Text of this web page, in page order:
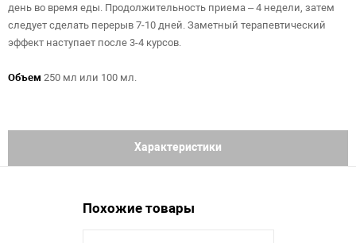
день во время еды. Продолжительность приема – 4 недели, затем
следует сделать перерыв 7-10 дней. Заметный терапевтический
эффект наступает после 3-4 курсов.
Объем 250 мл или 100 мл.
Характеристики
Похожие товары